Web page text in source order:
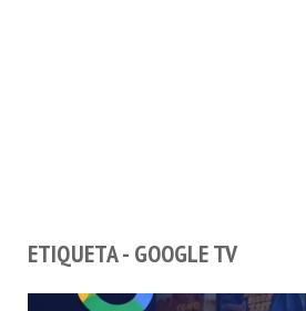
ETIQUETA - GOOGLE TV